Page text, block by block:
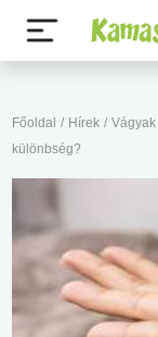
Főoldal / Hírek / Vágyak
különbség?